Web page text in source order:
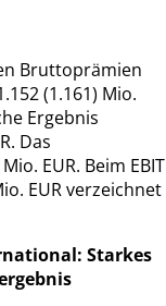
Bruttoprämien
(1.161) Mio.
Ergebnis
Das
EUR. Beim EBIT
EUR verzeichnet
Starkes